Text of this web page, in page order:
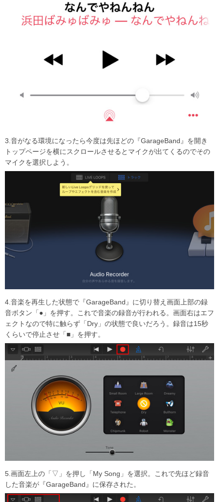
3.音がなる環境になったら今度は先ほどの『GarageBand』を開き
トップページを横にスクロールさせるとマイクが出てくるのでその
マイクを選択しよう。
4.音楽を再生した状態で『GarageBand』に切り替え画面上部の録
音ボタン「●」を押す。これで音楽の録音が行われる。画面右はエフ
ェクトなので特に触らず「Dry」の状態で良いだろう。録音は15秒
くらいで停止させ「■」を押す。
5.画面左上の「▽」を押し「My Song」を選択。これで先ほど録音
した音楽が『GarageBand』に保存された。